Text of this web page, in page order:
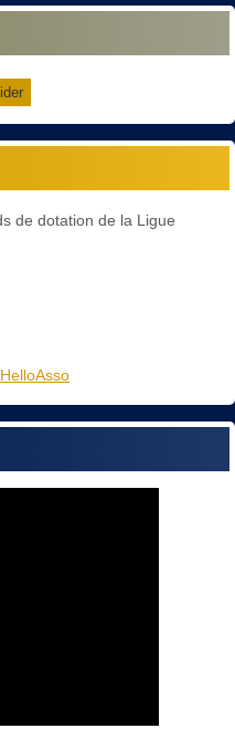
de dotation de la Ligue
HelloAsso